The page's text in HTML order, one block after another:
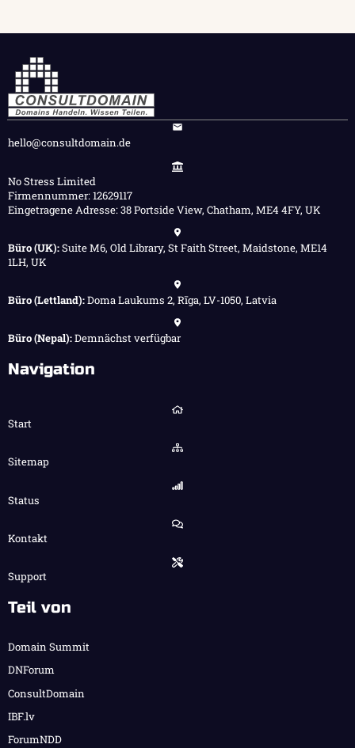
hello@consultdomain.de
No Stress Limited
Firmennummer: 12629117
Eingetragene Adresse: 38 Portside View, Chatham, ME4 4FY, UK
Büro (UK):Suite M6, Old Library, St Faith Street, Maidstone, ME14
1LH, UK
Büro (Lettland):Doma Laukums 2, Rīga, LV-1050, Latvia
Büro (Nepal):Demnächst verfügbar
Navigation
Start
Sitemap
Status
Kontakt
Support
Teil von
Domain Summit
DNForum
ConsultDomain
IBF.lv
ForumNDD